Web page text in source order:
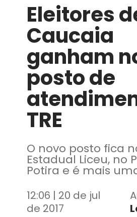
o TRE
Eleitores
Caucaia
ganham
posto de
TRE
O novo posto fica
Estadual Liceu, no
Potira e é mais
atendimento para
do município, que
maior eleitorado
12:06 | 20 de jul
de 2017